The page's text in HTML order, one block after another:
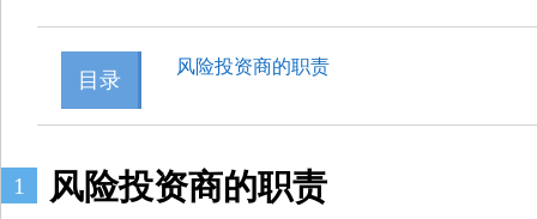
目录
风险投资商的职责
1 风险投资商的职责